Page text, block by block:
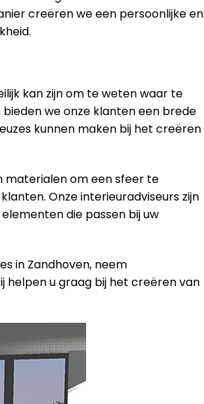
creëren we een persoonlijke en
kan zijn om te weten waar te
we onze klanten een brede
kunnen maken bij het creëren
materialen om een ​​sfeer te
Onze interieuradviseurs zijn
die passen bij uw
in Zandhoven, neem
helpen u graag bij het creëren van